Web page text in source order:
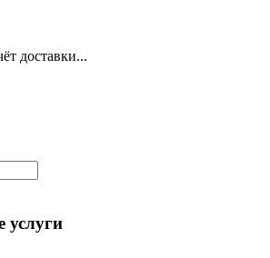
доставки...
услуги